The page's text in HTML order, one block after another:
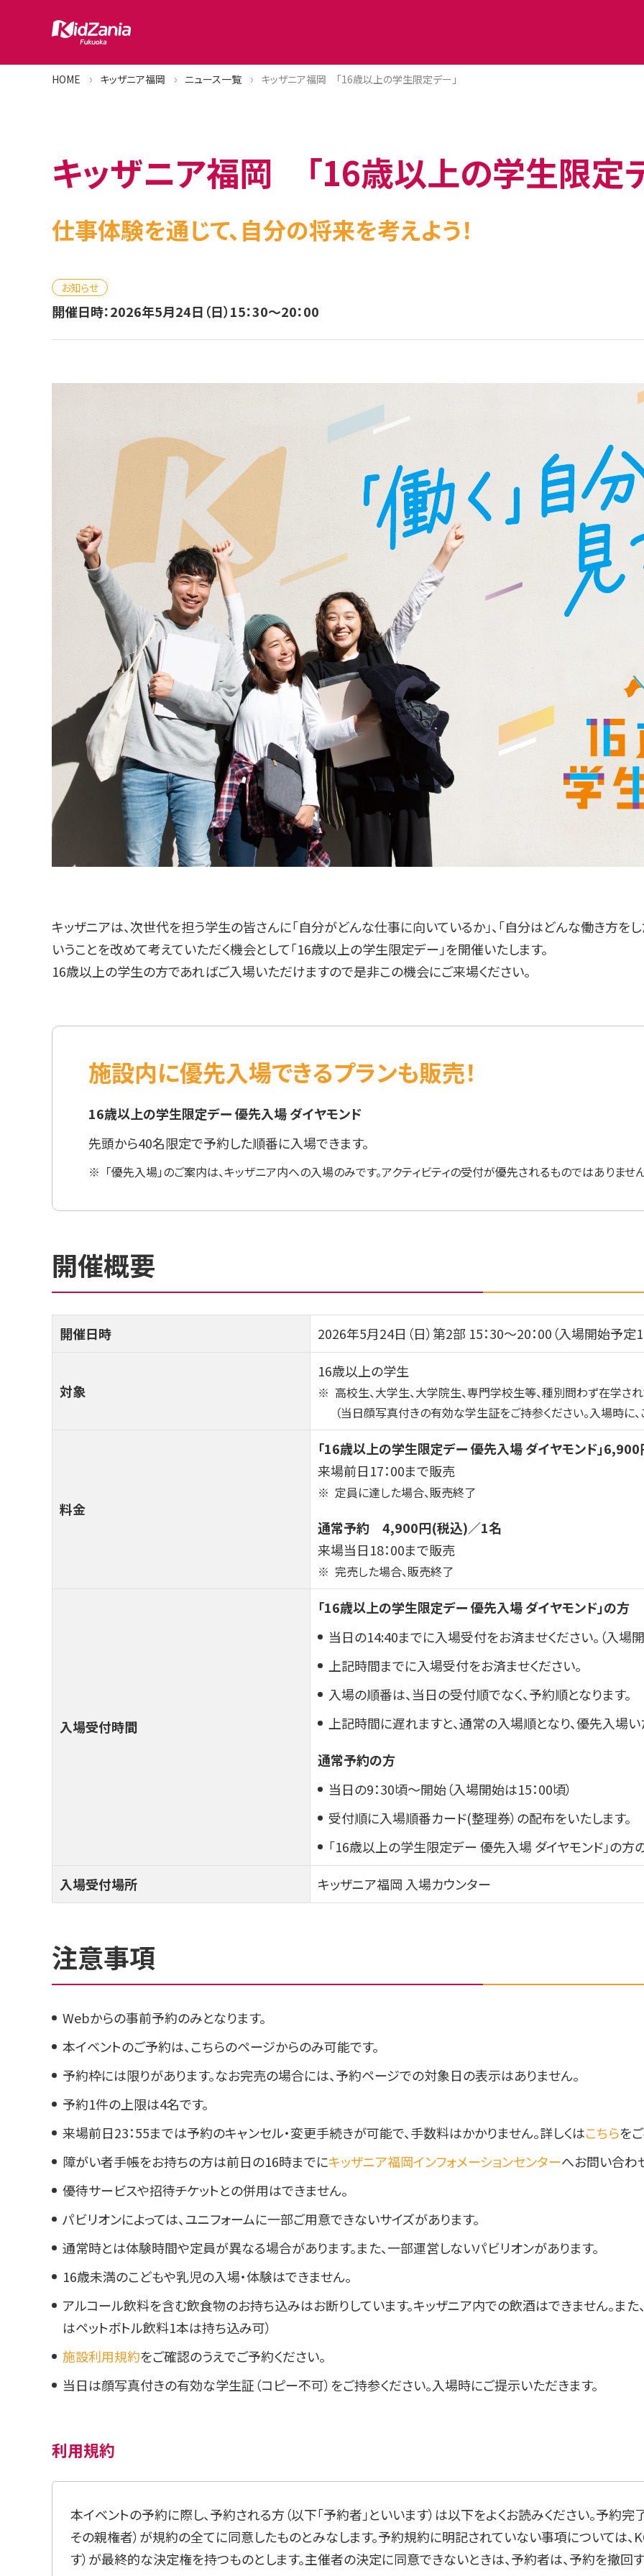
HOME キッザニア福岡 ニュース一覧 キッザニア福岡 「16歳以上の学生限定デー」
キッザニア福岡 「16歳以上の学生限定
仕事体験を通じて、自分の将来を考えよう！
お知らせ
開催日時：2026年5月24日（日）15：30～20：00
キッザニアは、次世代を担う学生の皆さんに「自分がどんな仕事に向いているか」、「自分はどんな働き方をし
いうことを改めて考えていただく機会として「16歳以上の学生限定デー」を開催いたします。
16歳以上の学生の方であればご入場いただけますので是非この機会にご来場ください。
施設内に優先入場できるプランも販売！
16歳以上の学生限定デー 優先入場 ダイヤモンド
先頭から40名限定で予約した順番に入場できます。
※ 「優先入場」のご案内は、キッザニア内への入場のみです。アクティビティの受付が優先されるものではありませ
開催概要
開催日時 2026年5月24日（日）第2部 15：30～20：00（入場開始予定
対象
16歳以上の学生
※ 高校生、大学生、大学院生、専門学校生等、種別問わず在学さ
（当日顔写真付きの有効な学生証をご持参ください。入場時に、
料金
「16歳以上の学生限定デー 優先入場 ダイヤモンド」
来場前日17：00まで販売
※ 定員に達した場合、販売終了
通常予約 4,900円(税込)／1名
来場当日18：00まで販売
※ 完売した場合、販売終了
入場受付時間
「16歳以上の学生限定デー 優先入場 ダイヤモンド」の方
当日の14:40までに入場受付をお済ませください。（入場
上記時間までに入場受付をお済ませください。
入場の順番は、当日の受付順でなく、予約順となります。
上記時間に遅れますと、通常の入場順となり、優先入場
通常予約の方
当日の9：30頃～開始（入場開始は15：00頃）
受付順に入場順番カード(整理券）の配布をいたします。
「16歳以上の学生限定デー 優先入場 ダイヤモンド」の方
入場受付場所
キッザニア福岡 入場カウンター
注意事項
Webからの事前予約のみとなります。
本イベントのご予約は、こちらのページからのみ可能です。
予約枠には限りがあります。なお完売の場合には、予約ページでの対象日の表示はありません。
予約1件の上限は4名です。
来場前日23：55までは予約のキャンセル・変更手続きが可能で、手数料はかかりません。詳しくはこちらを
障がい者手帳をお持ちの方は前日の16時までにキッザニア福岡インフォメーションセンターへお問い合わ
優待サービスや招待チケットとの併用はできません。
パビリオンによっては、ユニフォームに一部ご用意できないサイズがあります。
通常時とは体験時間や定員が異なる場合があります。また、一部運営しないパビリオンがあります。
16歳未満のこどもや乳児の入場・体験はできません。
アルコール飲料を含む飲食物のお持ち込みはお断りしています。キッザニア内での飲酒はできません。また
はペットボトル飲料1本は持ち込み可）
施設利用規約をご確認のうえでご予約ください。
当日は顔写真付きの有効な学生証（コピー不可）をご持参ください。入場時にご提示いただきます。
利用規約
本イベントの予約に際し、予約される方（以下「予約者」といいます）は以下をよくお読みください。予約
その親権者）が規約の全てに同意したものとみなします。予約規約に明記されていない事項については、
す）が最終的な決定権を持つものとします。主催者の決定に同意できないときは、予約者は、予約を撤回す